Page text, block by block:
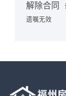
解除合同
遗嘱无效